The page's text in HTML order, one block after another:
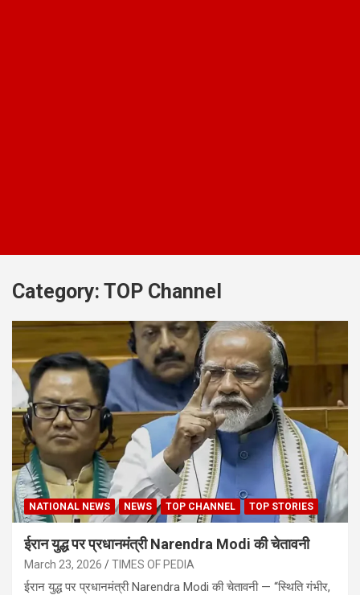
Category: TOP Channel
NATIONAL NEWS NEWS TOP CHANNEL TOP STORIES
ईरान युद्ध पर प्रधानमंत्री Narendra Modi की चेतावनी
March 23, 2026 TIMES OF PEDIA
ईरान युद्ध पर प्रधानमंत्री Narendra Modi की चेतावनी — “स्थिति गंभीर,